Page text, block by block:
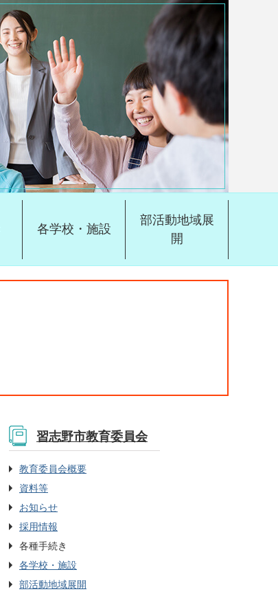
各学校・施設
部活動地域展
開
習志野市教育委員会
教育委員会概要
資料等
お知らせ
採用情報
各種手続き
各学校・施設
部活動地域展開